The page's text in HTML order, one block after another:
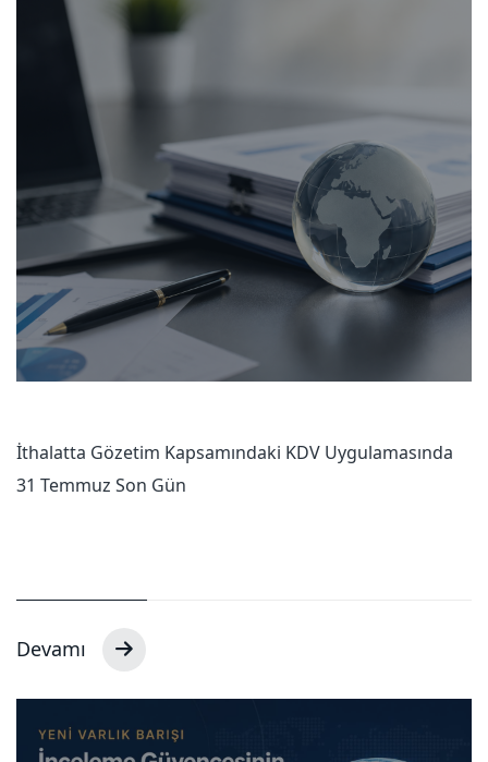
İthalatta Gözetim Kapsamındaki KDV Uygulamasında
31 Temmuz Son Gün
Devamı